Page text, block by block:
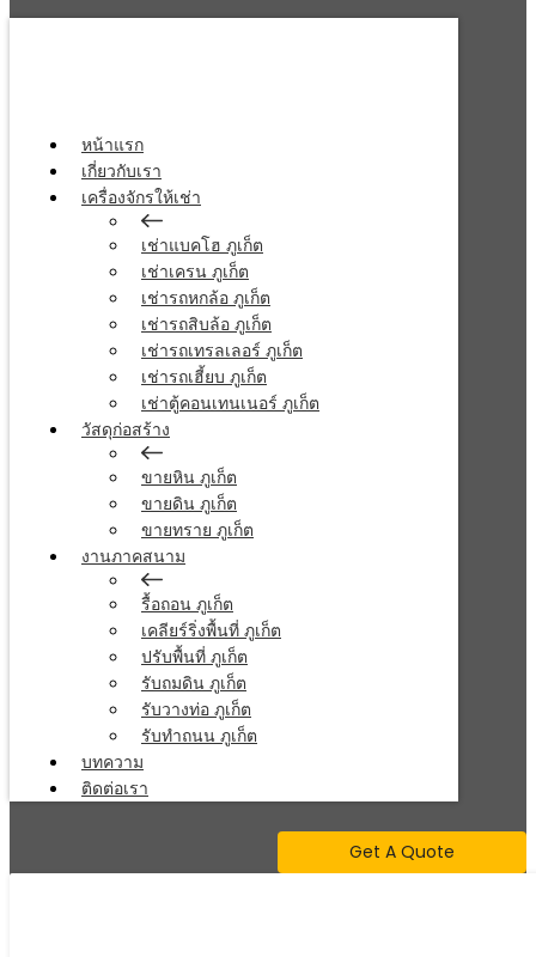
หน้าแรก
เกี่ยวกับเรา
เครื่องจักรให้เช่า
เช่าแบคโฮ ภูเก็ต
เช่าเครน ภูเก็ต
เช่ารถหกล้อ ภูเก็ต
เช่ารถสิบล้อ ภูเก็ต
เช่ารถเทรลเลอร์ ภูเก็ต
เช่ารถเฮี้ยบ ภูเก็ต
เช่าตู้คอนเทนเนอร์ ภูเก็ต
วัสดุก่อสร้าง
ขายหิน ภูเก็ต
ขายดิน ภูเก็ต
ขายทราย ภูเก็ต
งานภาคสนาม
รื้อถอน ภูเก็ต
เคลียร์ริ่งพื้นที่ ภูเก็ต
ปรับพื้นที่ ภูเก็ต
รับถมดิน ภูเก็ต
รับวางท่อ ภูเก็ต
รับทำถนน ภูเก็ต
บทความ
ติดต่อเรา
Get A Quote